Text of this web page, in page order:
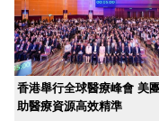
香港舉行全球醫療峰會 美
助醫療資源高效精準